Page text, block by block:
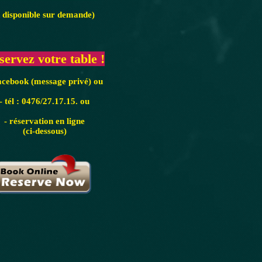
disponible sur demande)
votre table !
(message privé) ou
- tél : 0476/27.17.15. ou
- réservation en ligne
(ci-dessous)